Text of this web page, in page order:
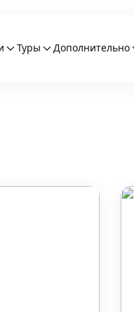
Туры Дополнительно